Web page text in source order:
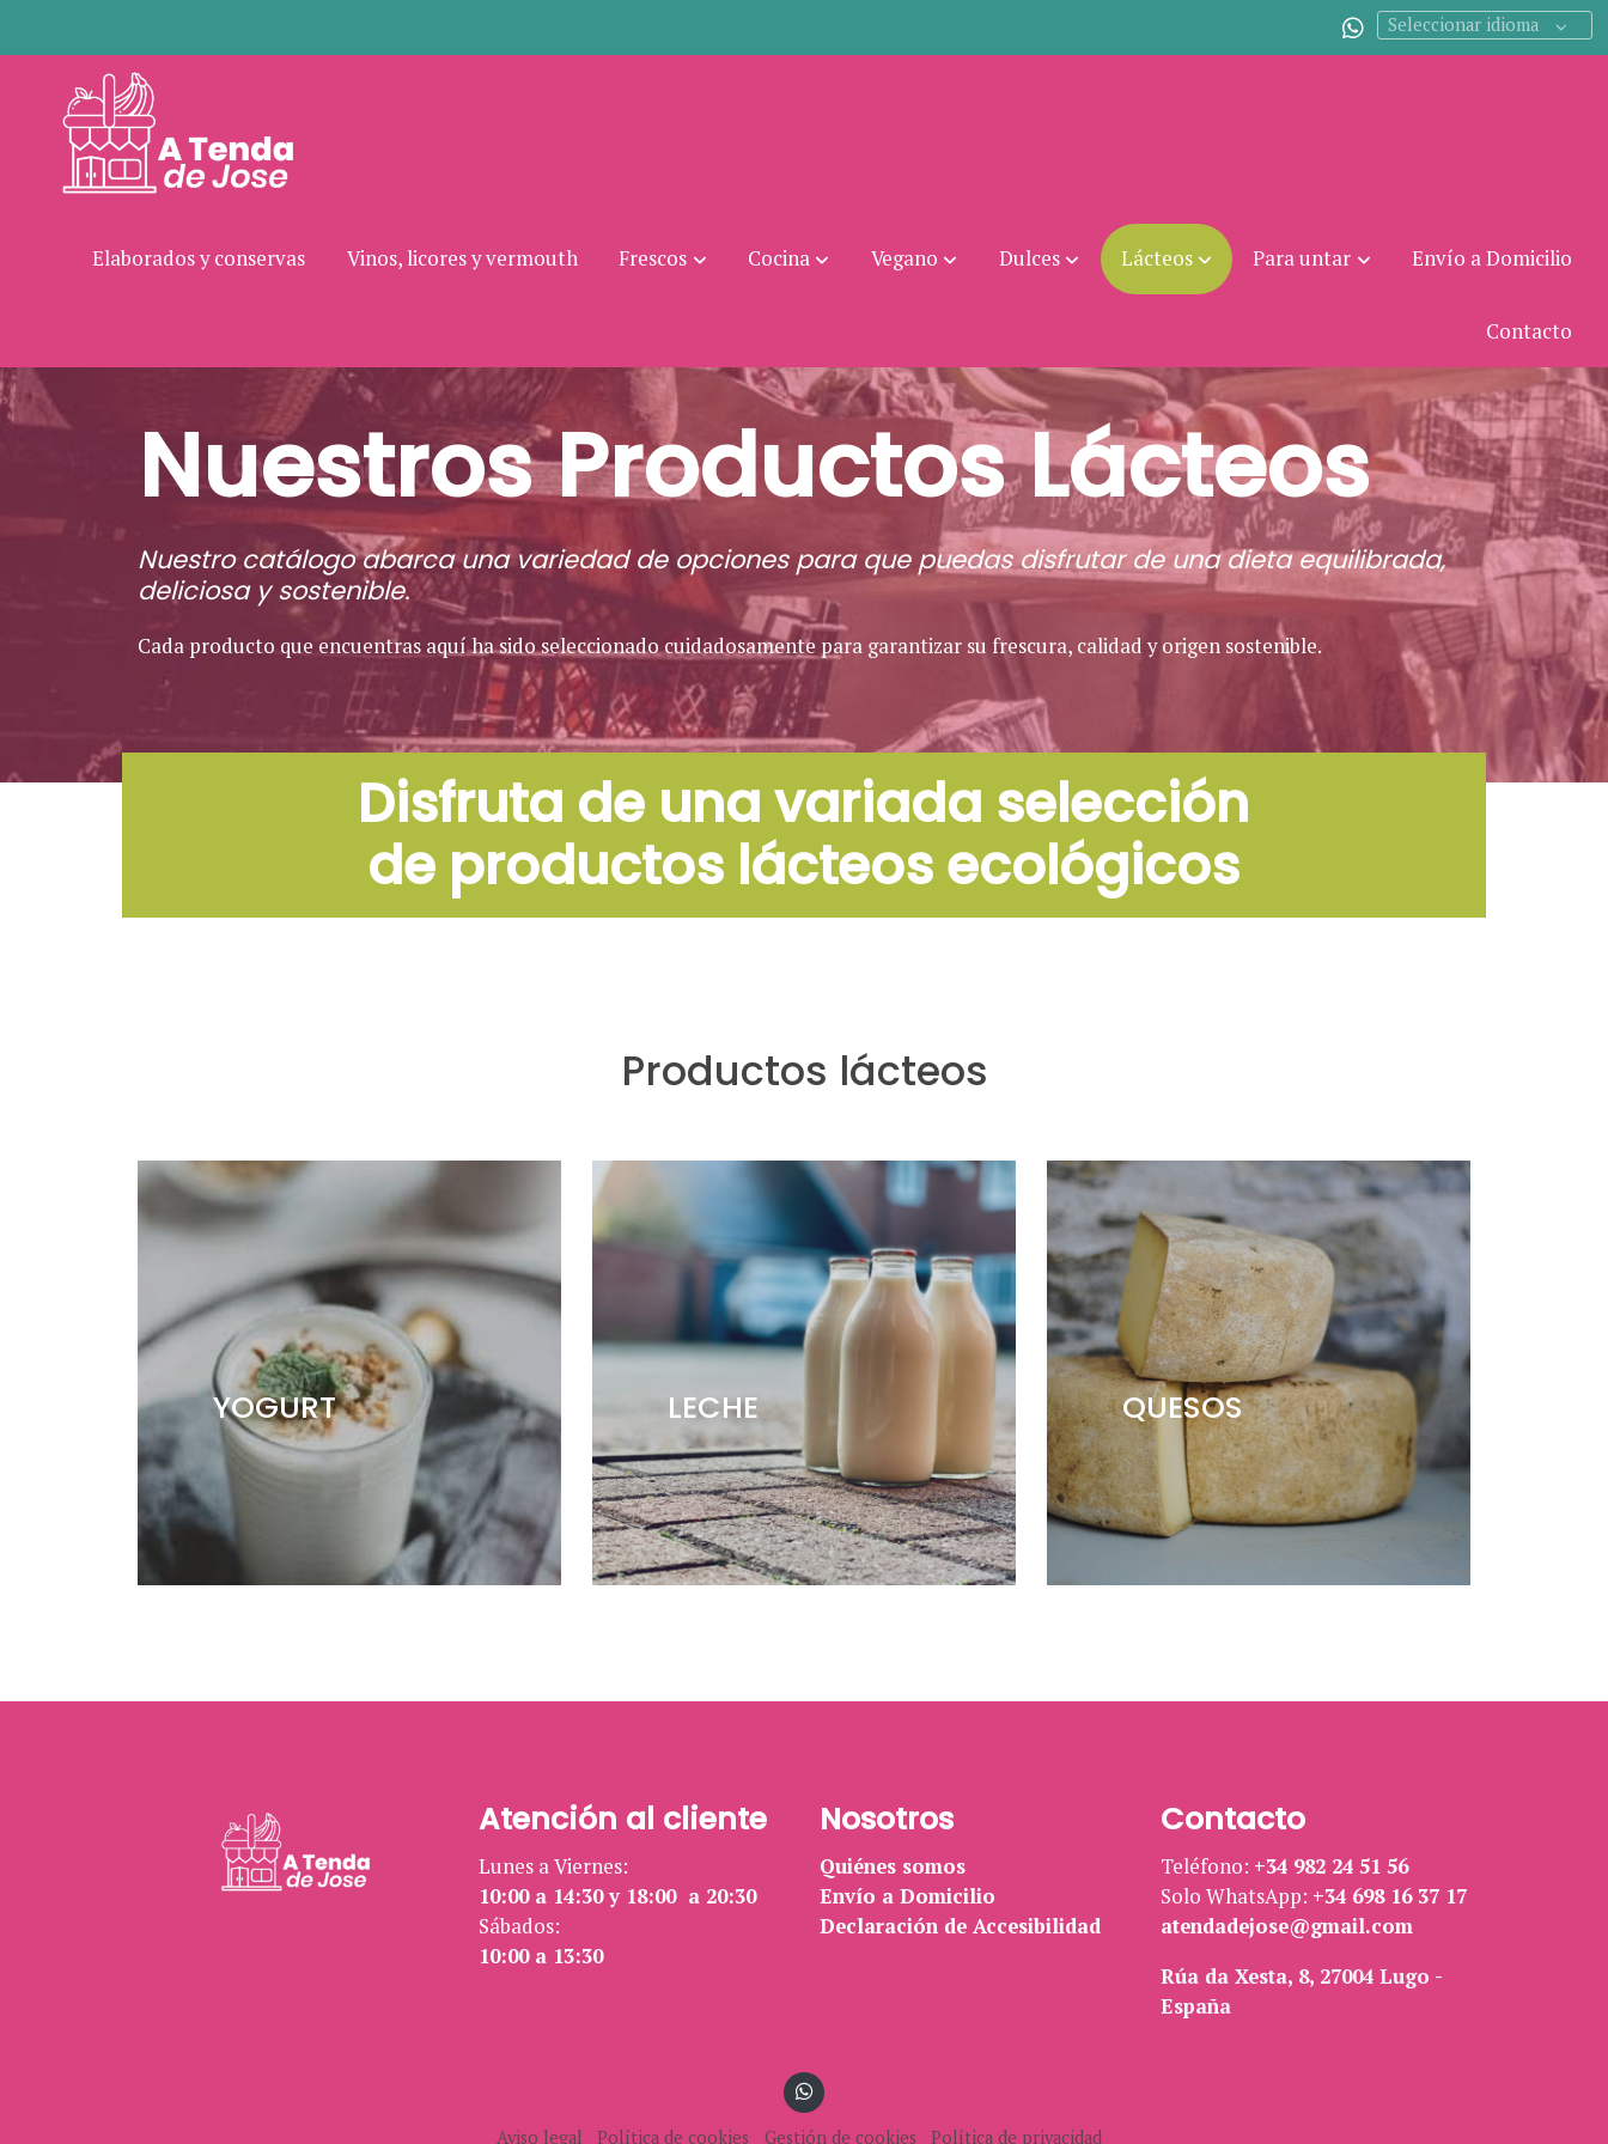
Seleccionar idioma
Elaborados y conservas Vinos, licores y vermouth Frescos Cocina Vegano Dulces Lácteos Para untar Envío a Domicilio
Contacto
Nuestros Productos Lácteos
Nuestro catálogo abarca una variedad de opciones para que puedas disfrutar de una dieta equilibrada,
deliciosa y sostenible.
Cada producto que encuentras aquí ha sido seleccionado cuidadosamente para garantizar su frescura, calidad y origen sostenible.
Disfruta de una variada selección
de productos lácteos ecológicos
Productos lácteos
YOGURT LECHE QUESOS
Atención al cliente
Lunes a Viernes:
10:00 a 14:30 y 18:00 a 20:30
Sábados:
10:00 a 13:30
Nosotros
Quiénes somos
Envío a Domicilio
Declaración de Accesibilidad
Contacto
Teléfono: +34 982 24 51 56
Solo WhatsApp: +34 698 16 37 17
atendadejose@gmail.com
Rúa da Xesta, 8, 27004 Lugo -
España
Aviso legal Política de cookies Gestión de cookies Política de privacidad